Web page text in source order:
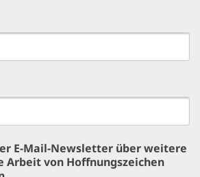
E-Mail-Newsletter über weitere
Arbeit von Hoffnungszeichen